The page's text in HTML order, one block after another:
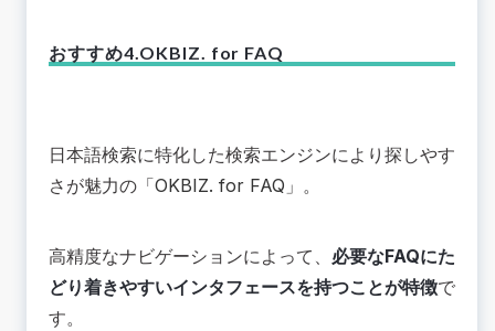
おすすめ4.OKBIZ. for FAQ
日本語検索に特化した検索エンジンにより探しやす
さが魅力の「OKBIZ. for FAQ 」。
高精度なナビゲーションによって、 必要なFAQにた
どり着きやすいインタフェースを持つことが特徴で
す。